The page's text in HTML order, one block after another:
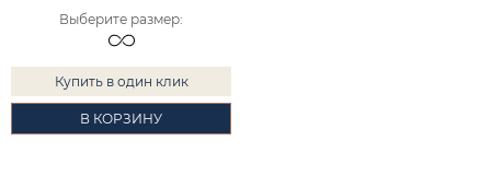
Выберите размер:
Купить в один клик
В КОРЗИНУ